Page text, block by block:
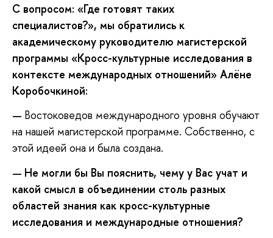
С вопросом: «Где готовят таких
специалистов?», мы обратились к
академическому руководителю магистерской
программы «Кросс-культурные исследования в
контексте международных отношений» Алёне
Коробочкиной:
— Востоковедов международного уровня обучают
на нашей магистерской программе. Собственно, с
этой идеей она и была создана.
— Не могли бы Вы пояснить, чему у Вас учат и
какой смысл в объединении столь разных
областей знания как кросс-культурные
исследования и международные отношения?